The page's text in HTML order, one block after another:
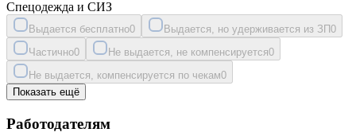
Спецодежда и СИЗ
Выдается бесплатно0 Выдается, но удерживается из ЗП0
Частично0 Не выдается, не компенсируется0
Не выдается, компенсируется по чекам0
Показать ещё
Работодателям